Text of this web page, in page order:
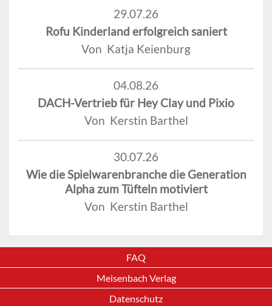
29.07.26
Rofu Kinderland erfolgreich saniert
Von Katja Keienburg
04.08.26
DACH-Vertrieb für Hey Clay und Pixio
Von Kerstin Barthel
30.07.26
Wie die Spielwarenbranche die Generation
Alpha zum Tüfteln motiviert
Von Kerstin Barthel
FAQ
Meisenbach Verlag
Datenschutz